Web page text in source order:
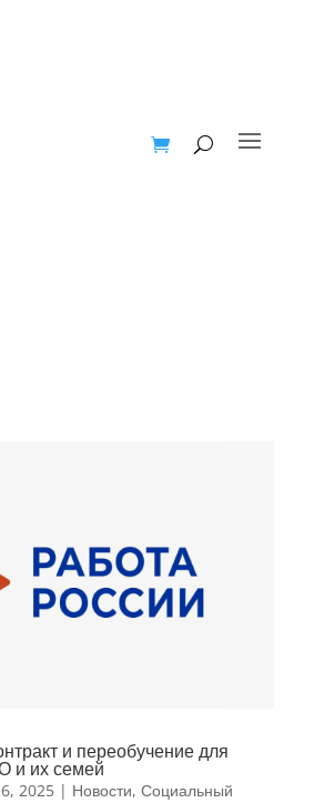
и переобучение для
и их семей
2025| Новости, Социальный